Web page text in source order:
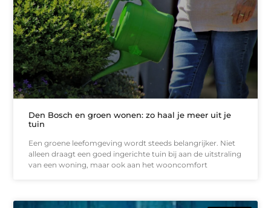
Den Bosch en groen wonen: zo haal je meer uit je
tuin
Een groene leefomgeving wordt steeds belangrijker. Niet
alleen draagt een goed ingerichte tuin bij aan de uitstraling
van een woning, maar ook aan het wooncomfort